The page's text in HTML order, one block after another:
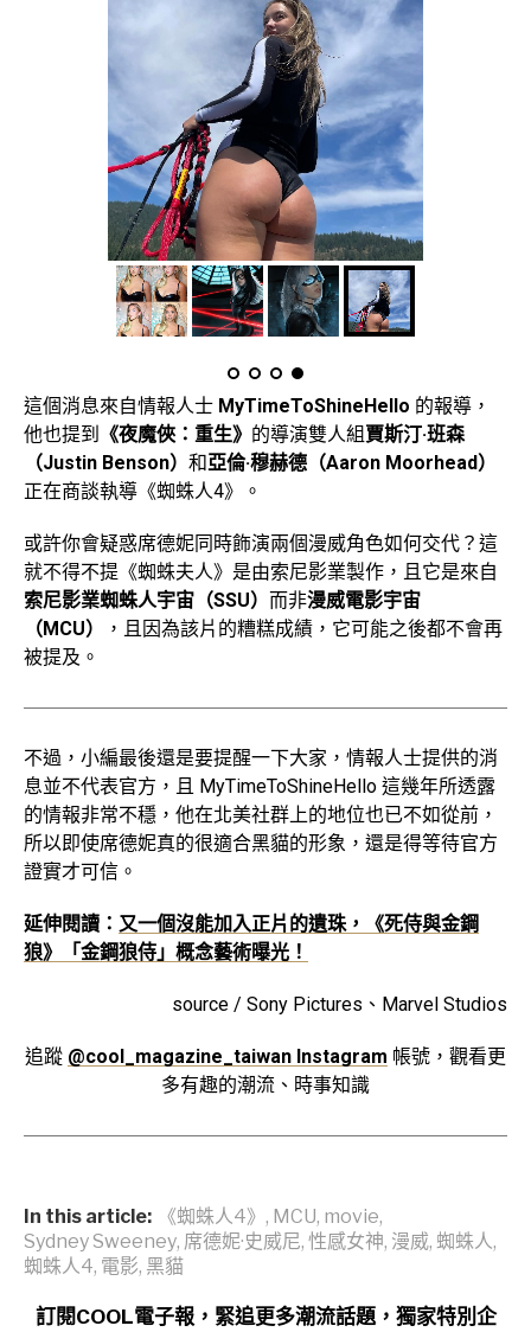
這個消息來自情報人士 MyTimeToShineHello 的報導，
他也提到
《夜魔俠：重生》 的導演雙人組賈斯汀·班森
（Justin Benson） 和亞倫·穆赫德（Aaron Moorhead）
正在商談執導《蜘蛛人4》。
或許你會疑惑席德妮同時飾演兩個漫威角色如何交代？這
就不得不提《蜘蛛夫人》是由索尼影業製作，且它是來自
索尼影業蜘蛛人宇宙（SSU） 而非漫威電影宇宙
（MCU）
，且因為該片的糟糕成績，它可能之後都不會再
被提及。
不過，小編最後還是要提醒一下大家，情報人士提供的消
息並不代表官方，且 MyTimeToShineHello 這幾年所透露
的情報非常不穩，他在北美社群上的地位也已不如從前，
所以即使席德妮真的很適合黑貓的形象，還是得等待官方
證實才可信。
延伸閱讀： 又一個沒能加入正片的遺珠，《死侍與金鋼
狼》「金鋼狼侍」概念藝術曝光！
source / Sony Pictures、Marvel Studios
追蹤 @cool_magazine_taiwan Instagram 帳號，觀看更
多有趣的潮流、時事知識
In this article: 《蜘蛛人4》 , MCU, movie,
Sydney Sweeney, 席德妮·史威尼, 性感女神, 漫威, 蜘蛛人,
蜘蛛人4, 電影, 黑貓
訂閱COOL電子報，緊追更多潮流話題，獨家特別企